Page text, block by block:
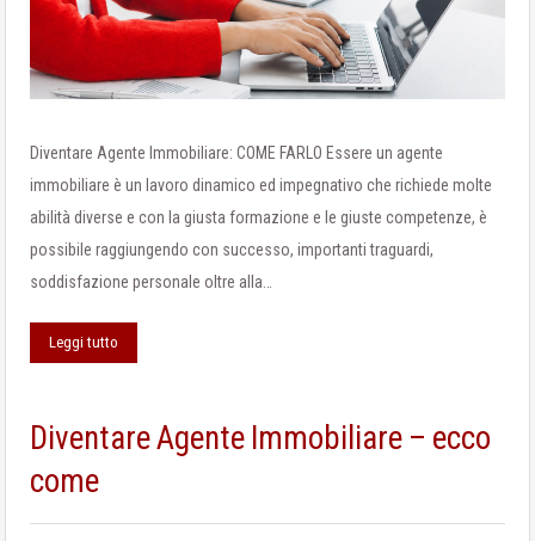
Diventare Agente Immobiliare: COME FARLO Essere un agente
immobiliare è un lavoro dinamico ed impegnativo che richiede molte
abilità diverse e con la giusta formazione e le giuste competenze, è
possibile raggiungendo con successo, importanti traguardi,
soddisfazione personale oltre alla…
Leggi tutto
Diventare Agente Immobiliare – ecco
come